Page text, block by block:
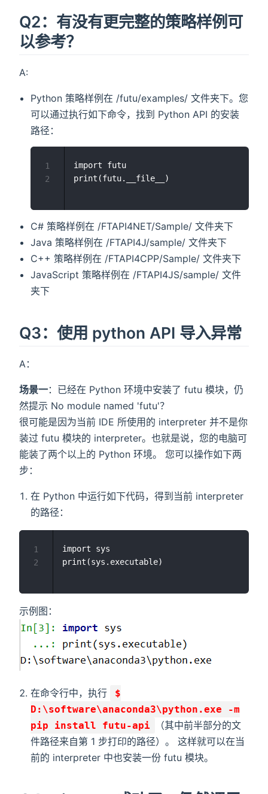
Q2：有没有更完整的策略样例可
以参考？
A:
Python 策略样例在 /futu/examples/ 文件夹下。您
可以通过执行如下命令，找到 Python API 的安装
路径：
import futu
1
2
C# 策略样例在 /FTAPI4NET/Sample/ 文件夹下
Java 策略样例在 /FTAPI4J/sample/ 文件夹下
C++ 策略样例在 /FTAPI4CPP/Sample/ 文件夹下
JavaScript 策略样例在 /FTAPI4JS/sample/ 文件
夹下
Q3：使用 python API 导入异常
A：
场景一：已经在 Python 环境中安装了 futu 模块，仍
然提示 No module named 'futu'？
很可能是因为当前 IDE 所使用的 interpreter 并不是你
装过 futu 模块的 interpreter。也就是说，您的电脑可
能装了两个以上的 Python 环境。 您可以操作如下两
步：
在 Python 中运行如下代码，得到当前 interpreter
的路径：
import sys
1
2
示例图：
在命令行中，执行
$
D:\software\anaconda3\python.exe -m
pip install futu-api
（其中前半部分的文
件路径来自第 1 步打印的路径）。 这样就可以在当
前的 interpreter 中也安装一份 futu 模块。